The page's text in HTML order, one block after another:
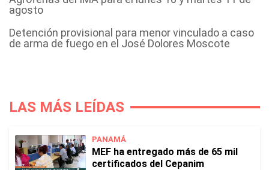
agosto
Detención provisional para menor vinculado a caso
de arma de fuego en el José Dolores Moscote
LAS MÁS LEÍDAS
PANAMÁ
MEF ha entregado más de 65 mil
certificados del Cepanim